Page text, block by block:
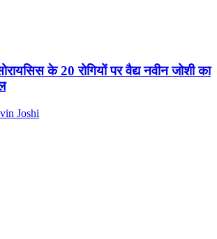
के 20 रोगियों पर वैद्य नवीन जोशी का
Joshi